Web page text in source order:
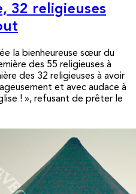
32 religieuses
la bienheureuse sœur du
des 55 religieuses à
des 32 religieuses à avoir
et avec audace à
! », refusant de prêter le